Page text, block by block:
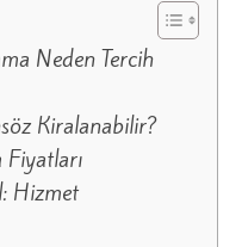
Neden Tercih
Kiralanabilir?
Hizmet